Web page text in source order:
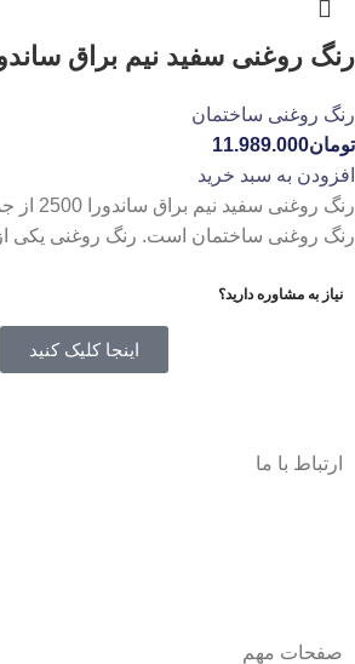
رنگ روغنی سفید نیم براق ساندورا کد
رنگ روغنی ساختمان
تومان11.989.000
افزودن به سبد خرید
رنگ
رنگ روغنی ساختمان است. رنگ روغنی یکی از
نیاز به مشاوره دارید؟
اینجا کلیک کنید
ارتباط با ما
صفحات مهم